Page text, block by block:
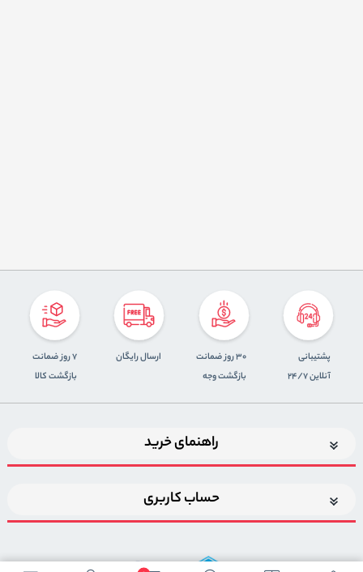
پشتیبانی
آنلاین 24/7
30 روز ضمانت
بازگشت وجه
ارسال رایگان
7 روز ضمانت
بازگشت کالا
راهنمای خرید
حساب کاربری